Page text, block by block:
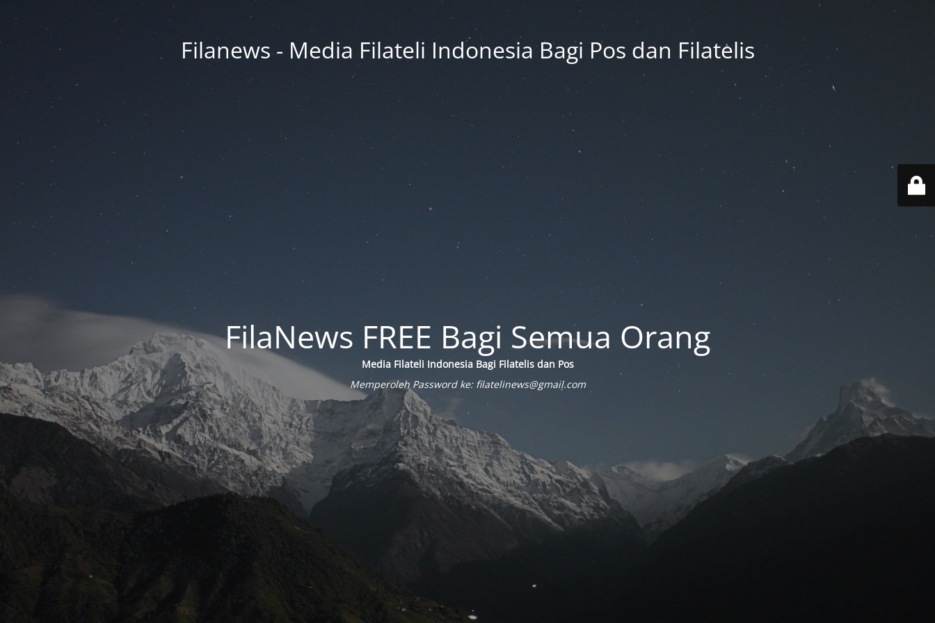
Filanews - Media Filateli Indonesia Bagi Pos dan Filatelis
FilaNews FREE Bagi Semua Orang
Media Filateli Indonesia Bagi Filatelis dan Pos
Memperoleh Password ke: filatelinews@gmail.com